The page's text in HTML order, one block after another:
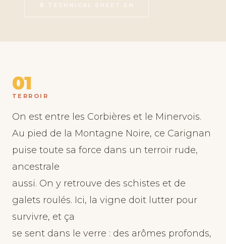
01
TERROIR
On est entre les Corbières et le Minervois.
Au pied de la Montagne Noire, ce Carignan
puise toute sa force dans un terroir rude,
ancestrale
aussi. On y retrouve des schistes et de
galets roulés. Ici, la vigne doit lutter pour
survivre, et ça
se sent dans le verre : des arômes profonds,